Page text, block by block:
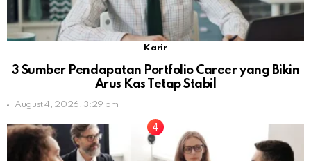
Karir
3 Sumber Pendapatan Portfolio Career yang Bikin
Arus Kas Tetap Stabil
August 4, 2026, 3:29 pm